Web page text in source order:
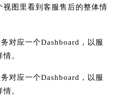
视图里看到客服售后的整体情
对应一个Dashboard，以服
。
对应一个Dashboard，以服
。